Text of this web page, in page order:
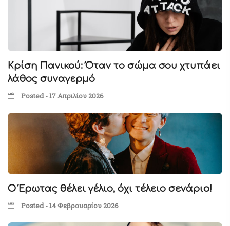
Κρίση Πανικού: Όταν το σώμα σου χτυπάει
λάθος συναγερμό
Posted - 17 Απριλίου 2026
Ο Έρωτας θέλει γέλιο, όχι τέλειο σενάριο!
Posted - 14 Φεβρουαρίου 2026